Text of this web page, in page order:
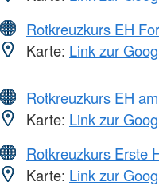
Rotkreuzkurs EH
Karte: Link zur
Rotkreuzkurs EH
Karte: Link zur
Rotkreuzkurs Erste
Karte: Link zur